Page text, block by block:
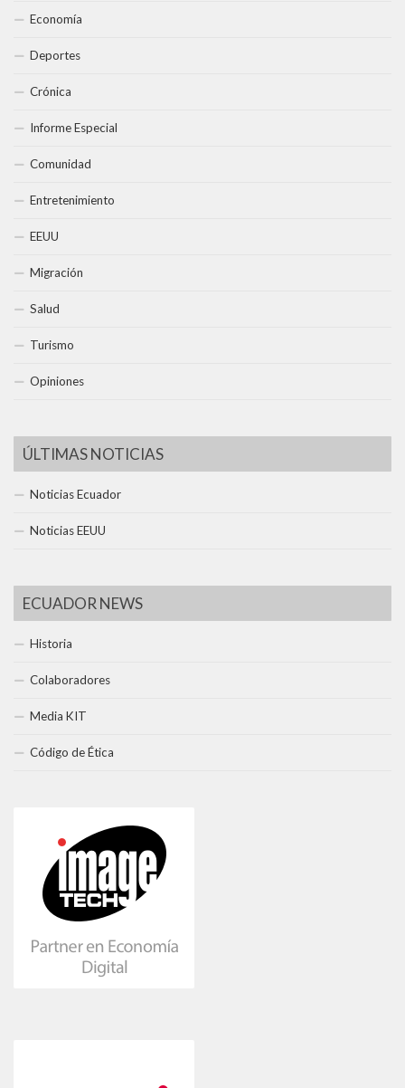
Economía
Deportes
Crónica
Informe Especial
Comunidad
Entretenimiento
EEUU
Migración
Salud
Turismo
Opiniones
ÚLTIMAS NOTICIAS
Noticias Ecuador
Noticias EEUU
ECUADOR NEWS
Historia
Colaboradores
Media KIT
Código de Ética